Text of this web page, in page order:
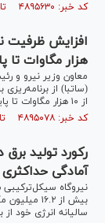
کد خبر: ۴۸۹۵۶۳۰ تاریخ انتشار : ۱۴۰۵/۰۲/۱۴
هزار مگاوات تا
معاون وزیر نیرو و
(ساتبا) از
از ۱۰ هزار مگاوات تا پایان فصل تابستان خبر داد.
کد خبر: ۴۸۹۵۰۷۸ تاریخ انتشار : ۱۴۰۵/۰۲/۱۱
رکورد تولید
آمادگی حداکثری
نیروگاه
بیش از
سالیانه انرژی خود